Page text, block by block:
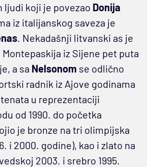
ljudi koji je povezao Donija
iz italijanskog saveza je
. Nekadašnji litvanski as je
iz Sijene pet puta
a sa Nelsonom se odlično
radnik iz Ajove godinama
u reprezentaciji
od 1990. do početka
je bronze na tri olimpijska
i 2000. godine), kao i zlato na
2003. i srebro 1995.